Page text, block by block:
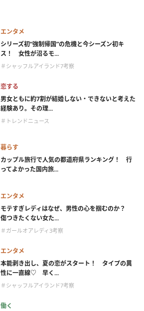
エンタメ
シリーズ初“強制帰国”の危機と今シーズン初キ
ス！ 女性が沼るモ...
＃シャッフルアイランド7考察
恋する
男女ともに約7割が結婚しない・できないと考えた
経験あり。その理...
＃トレンドニュース
暮らす
カップル旅行で人気の都道府県ランキング！ 行
ってよかった国内旅...
エンタメ
モテすぎレディはなぜ、男性の心を掴むのか？
傷つきたくない女た...
＃ガールオアレディ3考察
エンタメ
本能剥き出し、夏の恋がスタート！ タイプの異
性に一直線♡ 早く...
＃シャッフルアイランド7考察
働く